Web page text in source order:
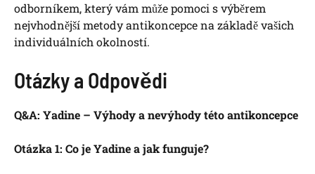
odborníkem, který vám může pomoci s výběrem
nejvhodnější metody antikoncepce na základě vašich
individuálních okolností.
Otázky a Odpovědi
Q&A: Yadine – Výhody a nevýhody této antikoncepce
Otázka 1: Co je Yadine a jak funguje?